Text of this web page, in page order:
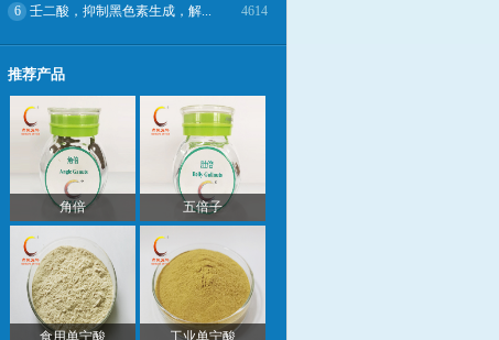
6
壬二酸，抑制黑色素生成，解... 4614
推荐产品
角倍 五倍子
食用单宁酸 工业单宁酸